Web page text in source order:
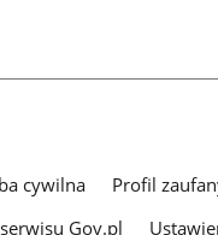
cywilna Profil
Gov.pl